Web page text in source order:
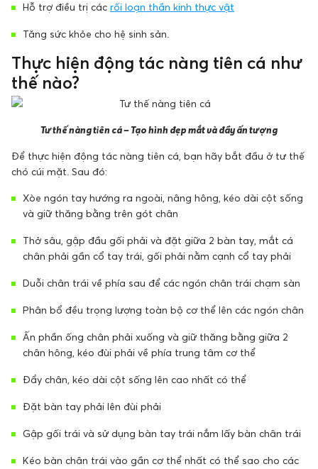
Hỗ trợ điều trị các rối loạn thần kinh thực vật
Tăng sức khỏe cho hệ sinh sản.
Thực hiện động tác nàng tiên cá như
thế nào?
Tư thế nàng tiên cá – Tạo hình đẹp mắt và đầy ấn tượng
Để thực hiện động tác nàng tiên cá, bạn hãy bắt đầu ở tư thế
chó cúi mặt. Sau đó:
Xòe ngón tay hướng ra ngoài, nâng hông, kéo dài cột sống
và giữ thăng bằng trên gót chân
Thở sâu, gập đầu gối phải và đặt giữa 2 bàn tay, mắt cá
chân phải gần cổ tay trái, gối phải nằm cạnh cổ tay phải
Duỗi chân trái về phía sau để các ngón chân trái chạm sàn
Phân bổ đều trọng lượng toàn bộ cơ thể lên các ngón chân
Ấn phần ống chân phải xuống và giữ thăng bằng giữa 2
chân hông, kéo đùi phải về phía trung tâm cơ thể
Đẩy chân, kéo dài cột sống lên cao nhất có thể
Đặt bàn tay phải lên đùi phải
Gập gối trái và sử dụng bàn tay trái nắm lấy bàn chân trái
Kéo bàn chân trái vào gần cơ thể nhất có thể sao cho các